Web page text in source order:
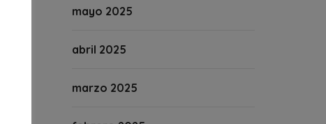
mayo 2025
abril 2025
marzo 2025